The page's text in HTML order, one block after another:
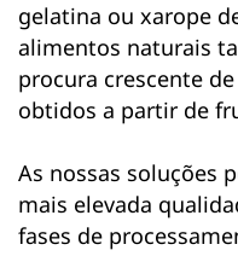
gelatina ou xarope
alimentos naturais
procura crescente
obtidos a partir de
As nossas soluções
mais elevada
fases de